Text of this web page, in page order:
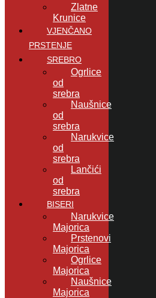
Zlatne
Krunice
VJENČANO
PRSTENJE
SREBRO
Ogrlice
od
srebra
Naušnice
od
srebra
Narukvice
od
srebra
Lančići
od
srebra
BISERI
Narukvice
Majorica
Prstenovi
Majorica
Ogrlice
Majorica
Naušnice
Majorica